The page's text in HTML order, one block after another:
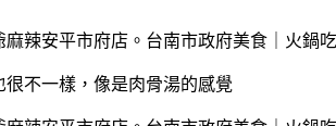
很不一樣，像是肉骨湯的感覺